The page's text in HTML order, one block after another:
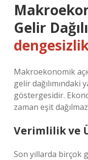
Gelir
Makroekonomik
gelir dağılımındaki
göstergesidir.
zaman eşit
Verimlilik ve
Son yıllarda birçok